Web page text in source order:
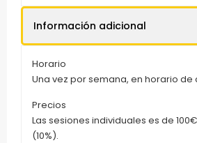
Información adicional
Horario
Una vez por semana, en horario de
Precios
Las sesiones individuales es de
(10%).